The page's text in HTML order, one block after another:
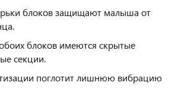
блоков защищают малыша от
блоков имеются скрытые
секции.
поглотит лишнюю вибрацию